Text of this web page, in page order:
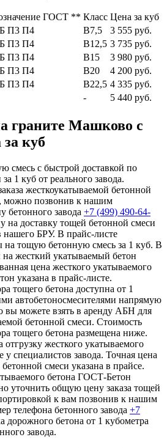
ГОСТ ** Класс Цена за куб
П3 П4 В7,5
3 555 руб.
П3 П4 В12,5 3 735 руб.
П3 П4 В15
3 980 руб.
П3 П4 В20
4 200 руб.
П3 П4 В22,5 4 335 руб.
- 5 440 руб.
граните Машково с
куб
смесь с быстрой доставкой по
1 куб от реального завода.
жесткоукатываемой бетонной
можно позвонив к нашим
бетонного завода +7 (499) 490-64-
доставку тощей бетонной смеси
нашего БРУ. В прайс-листе
тощую бетонную смесь за 1 куб. В
жесткий укатываемый бетон
цена жесткого укатываемого
указана в прайс-листе.
тощего бетона доступна от 1
автобетоносмесителями напрямую
вы можете взять в аренду АБН для
бетонной смеси. Стоимость
тощего бетона размещена ниже.
жесткого укатываемого
у специалистов завода. Точная цена
смеси указана в прайсе.
бетона ГОСТ-Бетон
уточнить общую цену заказа тощей
к вам позвонив к нашим
телефона бетонного завода +7
дорожного бетона от 1 кубометра
завода.